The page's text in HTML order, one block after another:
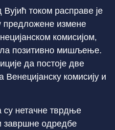
током расправе је
предложене измене
комисијом,
позитивно мишљење.
да постоје две
Венецијанску комисију и
су нетачне тврдње
завршне одредбе